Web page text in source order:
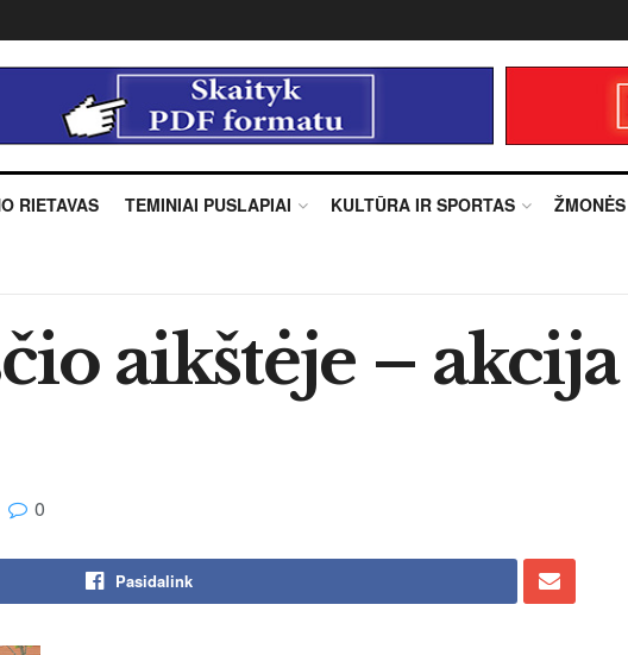
RIETAVAS TEMINIAI PUSLAPIAI KULTŪRA IR SPORTAS ŽMONĖS
aikštėje –
0
Pasidalink